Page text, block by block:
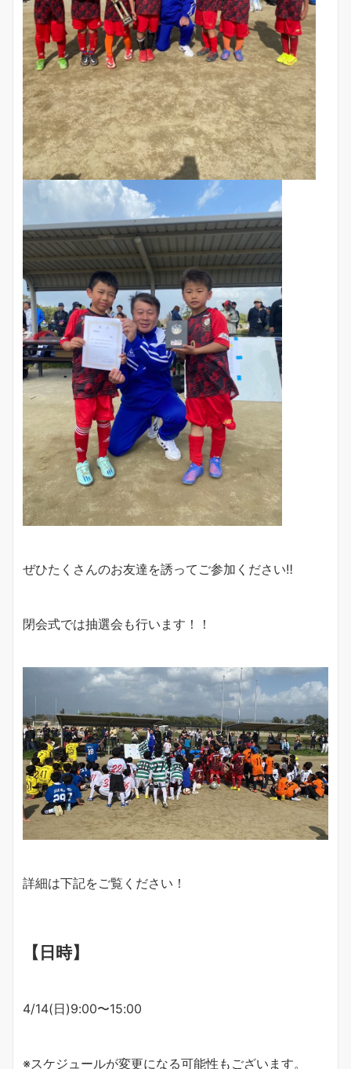
ぜひたくさんのお友達を誘ってご参加ください‼︎
閉会式では抽選会も行います！！
詳細は下記をご覧ください！
【日時】
4/14(日)9:00〜15:00
※スケジュールが変更になる可能性もございます。